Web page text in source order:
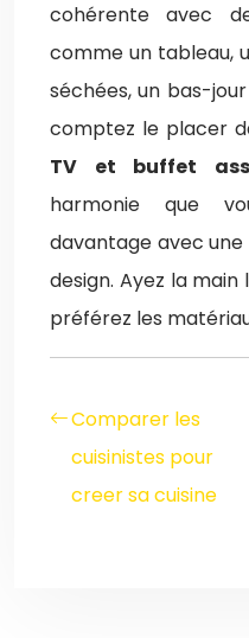
cohérente avec
comme un tableau,
séchées, un bas-
comptez le placer
TV et buffet
harmonie que
davantage avec
design. Ayez la
préférez les
Comparer les
cuisinistes pour
creer sa cuisine